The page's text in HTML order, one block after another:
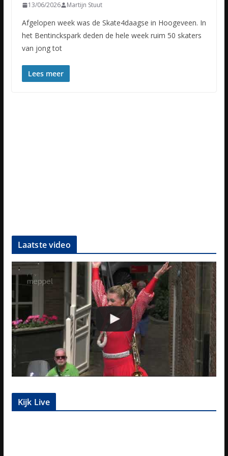
13/06/2026 Martijn Stuut
Afgelopen week was de Skate4daagse in Hoogeveen. In
het Bentinckspark deden de hele week ruim 50 skaters
van jong tot
Lees meer
Laatste video
Kijk Live